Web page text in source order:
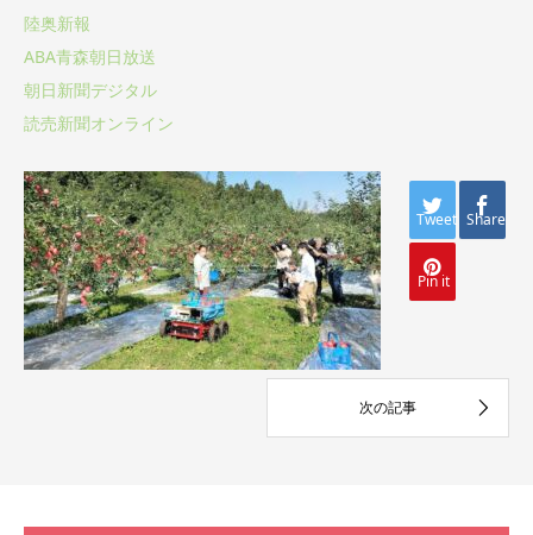
陸奥新報
ABA青森朝日放送
朝日新聞デジタル
読売新聞オンライン
Tweet Share
Pin it